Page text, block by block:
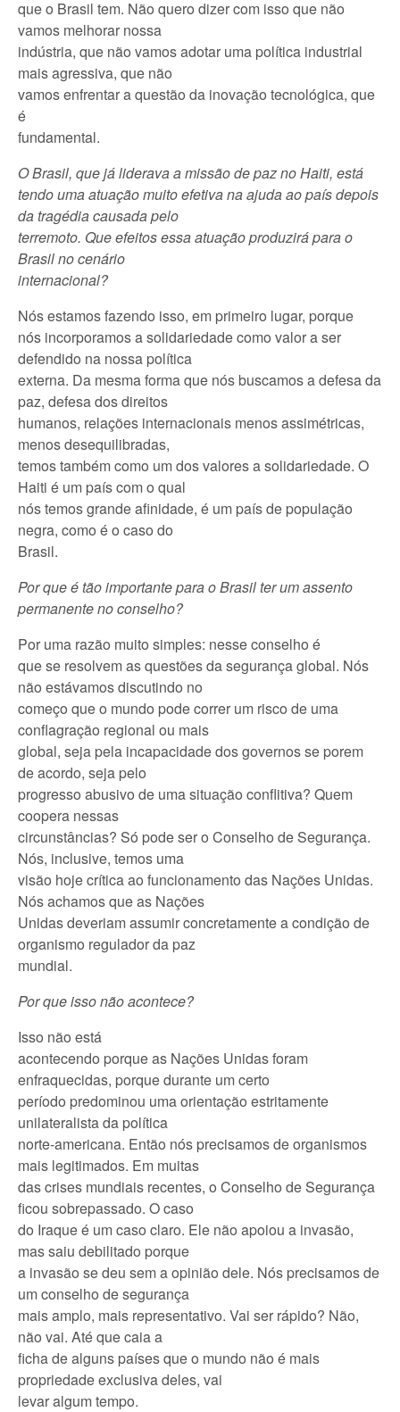
que o Brasil tem. Não quero dizer com isso que não
vamos melhorar nossa
indústria, que não vamos adotar uma política industrial
mais agressiva, que não
vamos enfrentar a questão da inovação tecnológica, que
é
fundamental.
O Brasil, que já liderava a missão de paz no Haiti, está
tendo uma atuação muito efetiva na ajuda ao país depois
da tragédia causada pelo
terremoto. Que efeitos essa atuação produzirá para o
Brasil no cenário
internacional?
Nós estamos fazendo isso, em primeiro lugar, porque
nós incorporamos a solidariedade como valor a ser
defendido na nossa política
externa. Da mesma forma que nós buscamos a defesa da
paz, defesa dos direitos
humanos, relações internacionais menos assimétricas,
menos desequilibradas,
temos também como um dos valores a solidariedade. O
Haiti é um país com o qual
nós temos grande afinidade, é um país de população
negra, como é o caso do
Brasil.
Por que é tão importante para o Brasil ter um assento
permanente no conselho?
Por uma razão muito simples: nesse conselho é
que se resolvem as questões da segurança global. Nós
não estávamos discutindo no
começo que o mundo pode correr um risco de uma
conflagração regional ou mais
global, seja pela incapacidade dos governos se porem
de acordo, seja pelo
progresso abusivo de uma situação conflitiva? Quem
coopera nessas
circunstâncias? Só pode ser o Conselho de Segurança.
Nós, inclusive, temos uma
visão hoje crítica ao funcionamento das Nações Unidas.
Nós achamos que as Nações
Unidas deveriam assumir concretamente a condição de
organismo regulador da paz
mundial.
Por que isso não acontece?
Isso não está
acontecendo porque as Nações Unidas foram
enfraquecidas, porque durante um certo
período predominou uma orientação estritamente
unilateralista da política
norte-americana. Então nós precisamos de organismos
mais legitimados. Em muitas
das crises mundiais recentes, o Conselho de Segurança
ficou sobrepassado. O caso
do Iraque é um caso claro. Ele não apoiou a invasão,
mas saiu debilitado porque
a invasão se deu sem a opinião dele. Nós precisamos de
um conselho de segurança
mais amplo, mais representativo. Vai ser rápido? Não,
não vai. Até que caia a
ficha de alguns países que o mundo não é mais
propriedade exclusiva deles, vai
levar algum tempo.